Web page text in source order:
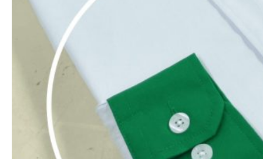
KHUYẾN MẠI & QUÀ TẶNG
Khi đặt đơn hàng có giá trị trên 5.000.000VNĐ
Đồng Phục Mitu Cam Kết
Là đơn vị may đồng phục Chuyên nghiệp. Với
hơn 12 năm kinh nghiệm (Từ năm 2011). Đồng